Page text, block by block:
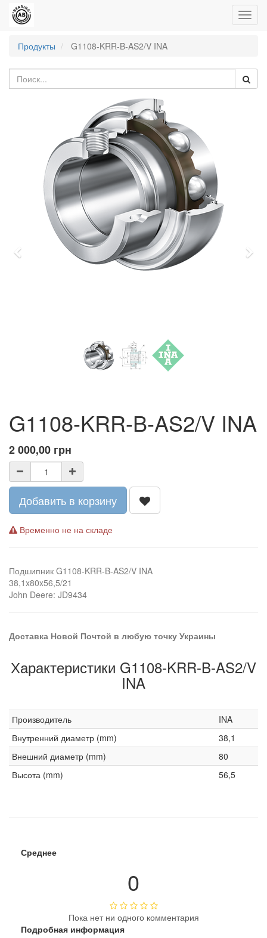
Продукты
G1108-KRR-B-AS2/V INA
Previous
G1108-KRR-B-AS2/V INA
2 000,00 грн
Добавить в корзину
Временно не на складе
Подшипник G1108-KRR-B-AS2/V INA
38,1x80x56,5/21
John Deere: JD9434
Доставка Новой Почтой в любую точку Украины
Характеристики G1108-KRR-B-AS2/V
INA
Производитель
INA
Внутренний диаметр (mm)
38,1
Внешний диаметр (mm)
80
Высота (mm)
56,5
Среднее
0
Пока нет ни одного комментария
Подробная информация